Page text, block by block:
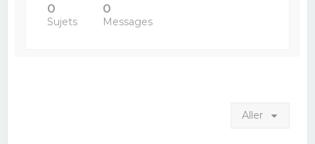
0
Sujets
0
Messages
Aller